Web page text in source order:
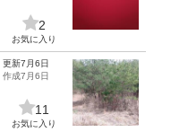
2
お気に入り
更新7月6日
作成7月6日
11
お気に入り